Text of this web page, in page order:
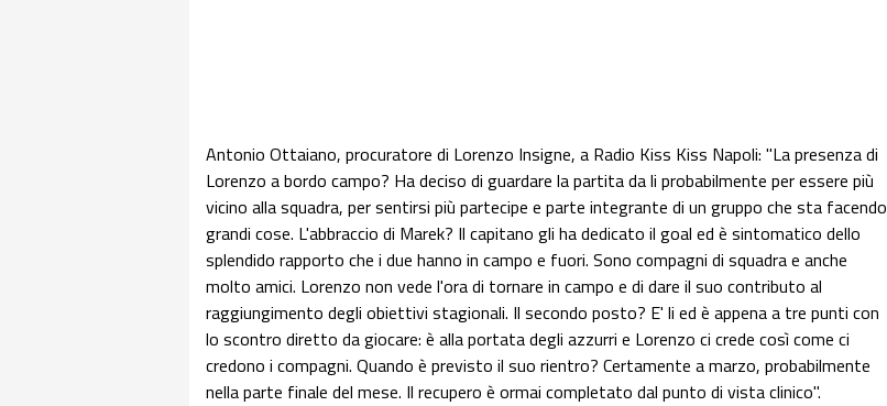
Antonio Ottaiano, procuratore di Lorenzo Insigne, a Radio Kiss Kiss Napoli: "La presenza di
Lorenzo a bordo campo? Ha deciso di guardare la partita da li probabilmente per essere più
vicino alla squadra, per sentirsi più partecipe e parte integrante di un gruppo che sta facendo
grandi cose. L'abbraccio di Marek? Il capitano gli ha dedicato il goal ed è sintomatico dello
splendido rapporto che i due hanno in campo e fuori. Sono compagni di squadra e anche
molto amici. Lorenzo non vede l'ora di tornare in campo e di dare il suo contributo al
raggiungimento degli obiettivi stagionali. Il secondo posto? E' li ed è appena a tre punti con
lo scontro diretto da giocare: è alla portata degli azzurri e Lorenzo ci crede così come ci
credono i compagni. Quando è previsto il suo rientro? Certamente a marzo, probabilmente
nella parte finale del mese. Il recupero è ormai completato dal punto di vista clinico".